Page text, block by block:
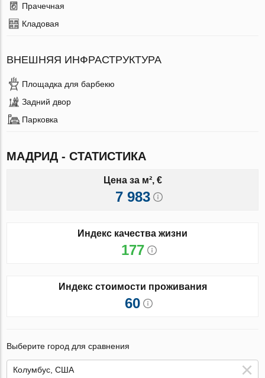
Прачечная
Кладовая
ВНЕШНЯЯ ИНФРАСТРУКТУРА
Площадка для барбекю
Задний двор
Парковка
МАДРИД - СТАТИСТИКА
Цена за м², €
7 983
Индекс качества жизни
177
Индекс стоимости проживания
60
Выберите город для сравнения